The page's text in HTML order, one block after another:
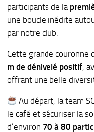
participants de la
une boucle inédite
par notre club.
Cette grande couronne
m de dénivelé positif,
offrant une belle
Au départ, la team
le café et sécuriser la
d’environ 70 à 80